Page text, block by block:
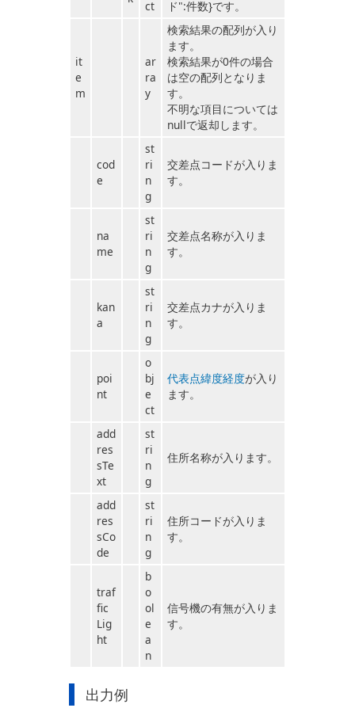
ct
ド":件数}です。
it
e
m
ar
ra
y
検索結果の配列が入り
ます。
検索結果が0件の場合
は空の配列となりま
す。
不明な項目については
nullで返却します。
cod
e
st
ri
n
g
交差点コードが入りま
す。
na
me
st
ri
n
g
交差点名称が入りま
す。
kan
a
st
ri
n
g
交差点カナが入りま
す。
poi
nt
o
bj
e
ct
代表点緯度経度が入り
ます。
add
res
sTe
xt
st
ri
n
g
住所名称が入ります。
add
res
sCo
de
st
ri
n
g
住所コードが入りま
す。
traf
fic
Lig
ht
b
o
ol
e
a
n
信号機の有無が入りま
す。
出力例